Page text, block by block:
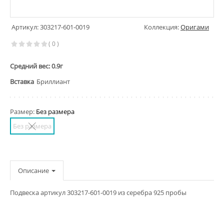
Артикул: 303217-601-0019 Коллекция:Оригами
( 0 )
Средний вес: 0.9г
Вставка Бриллиант
Размер: Без размера
Без размера
Описание
Подвеска артикул 303217-601-0019 из серебра 925 пробы